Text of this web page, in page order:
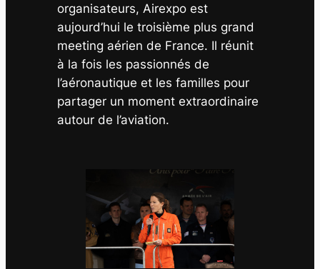
organisateurs, Airexpo est
aujourd’hui le troisième plus grand
meeting aérien de France. Il réunit
à la fois les passionnés de
l’aéronautique et les familles pour
partager un moment extraordinaire
autour de l’aviation.